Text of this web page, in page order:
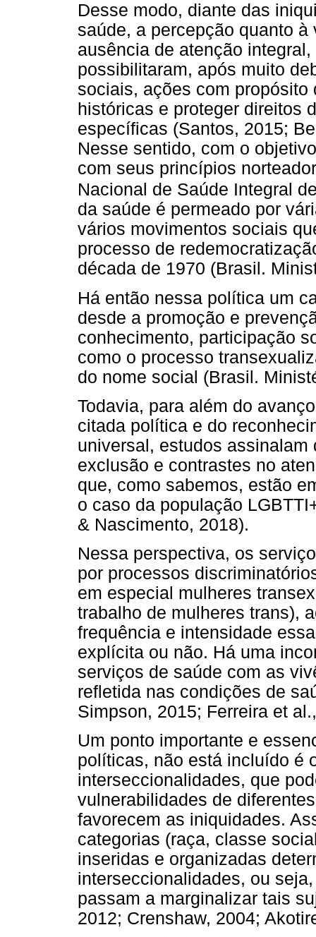
Desse modo, diante das
saúde, a percepção quanto
ausência de atenção
possibilitaram, após muito
sociais, ações com
históricas e proteger direitos
específicas (Santos, 2015;
Nesse sentido, com o
com seus princípios
Nacional de Saúde Integral
da saúde é permeado por
vários movimentos sociais
processo de
década de 1970 (Brasil.
Há então nessa política um
desde a promoção e
conhecimento, participação
como o processo
do nome social (Brasil.
Todavia, para além do
citada política e do
universal, estudos
exclusão e contrastes no
que, como sabemos, estão
o caso da população
& Nascimento, 2018).
Nessa perspectiva, os
por processos
em especial mulheres
trabalho de mulheres trans),
frequência e intensidade
explícita ou não. Há uma
serviços de saúde com as
refletida nas condições de
Simpson, 2015; Ferreira et
Um ponto importante e
políticas, não está incluído é
interseccionalidades, que
vulnerabilidades de
favorecem as iniquidades.
categorias (raça, classe
inseridas e organizadas
interseccionalidades, ou
passam a marginalizar tais
2012; Crenshaw, 2004;